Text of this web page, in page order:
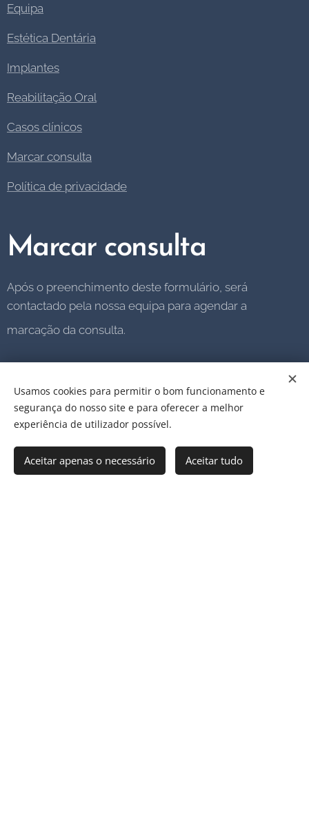
Equipa
Estética Dentária
Implantes
Reabilitação Oral
Casos clínicos
Marcar consulta
Política de privacidade
Marcar consulta
Após o preenchimento deste formulário, será
contactado pela nossa equipa para agendar a
marcação da consulta.
Nome
Usamos cookies para permitir o bom funcionamento e
segurança do nosso site e para oferecer a melhor
experiência de utilizador possível.
Aceitar apenas o necessário Aceitar tudo